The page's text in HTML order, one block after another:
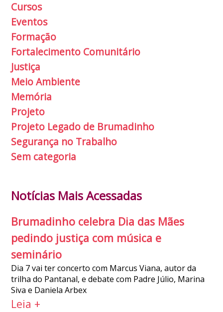
Cursos
Eventos
Formação
Fortalecimento Comunitário
Justiça
Meio Ambiente
Memória
Projeto
Projeto Legado de Brumadinho
Segurança no Trabalho
Sem categoria
Notícias Mais Acessadas
Brumadinho celebra Dia das Mães
pedindo justiça com música e
seminário
Dia 7 vai ter concerto com Marcus Viana, autor da
trilha do Pantanal, e debate com Padre Júlio, Marina
Siva e Daniela Arbex
Leia +